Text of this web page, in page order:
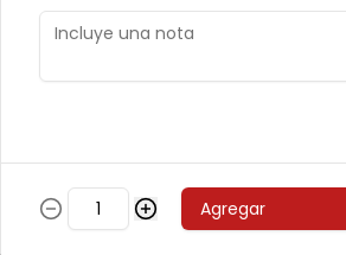
Pimenton
245 -
Champiñon
Topping De
Agregar